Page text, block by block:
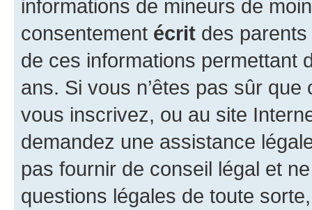
informations de mineurs de
consentement écrit des parents
de ces informations permettant
ans. Si vous n’êtes pas sûr
vous inscrivez, ou au site
demandez une assistance
pas fournir de conseil légal et
questions légales de toute